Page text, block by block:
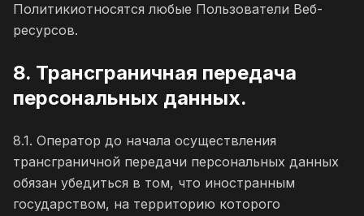
Политикиотносятся любые Пользователи Веб-
ресурсов.
8. Трансграничная передача
персональных данных.
8.1. Оператор до начала осуществления
трансграничной передачи персональных данных
обязан убедиться в том, что иностранным
государством, на территорию которого